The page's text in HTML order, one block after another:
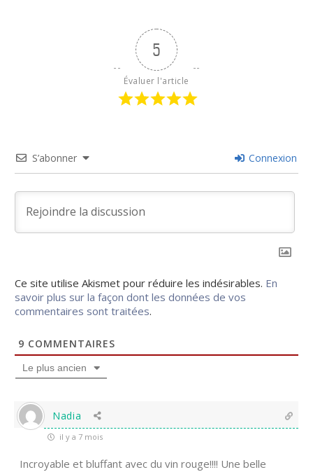
5
Évaluer l'article
S’abonner Connexion
Ce site utilise Akismet pour réduire les indésirables. En
savoir plus sur la façon dont les données de vos
commentaires sont traitées.
9 COMMENTAIRES
Le plus ancien
Nadia
il y a 7 mois
Incroyable et bluffant avec du vin rouge!!!! Une belle